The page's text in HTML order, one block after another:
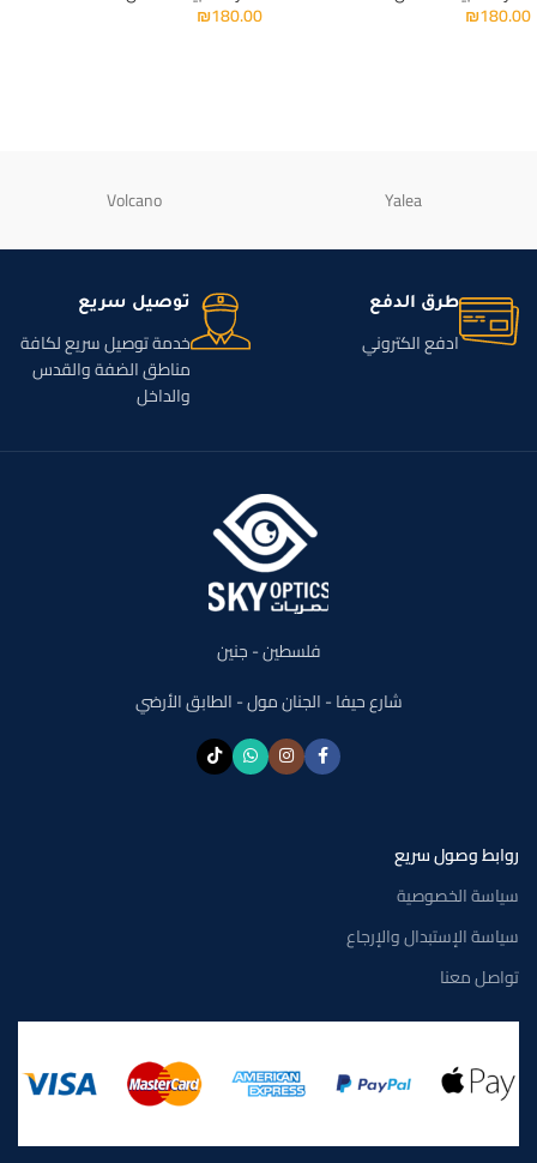
₪180.00
₪180.00
Yalea
Volcano
طرق الدفع
ادفع الكتروني
توصيل سريع
خدمة توصيل سريع لكافة
مناطق الضفة والقدس
والداخل
فلسطين - جنين
شارع حيفا - الجنان مول - الطابق الأرضي
روابط وصول سريع
سياسة الخصوصية
سياسة الإستبدال والإرجاع
تواصل معنا